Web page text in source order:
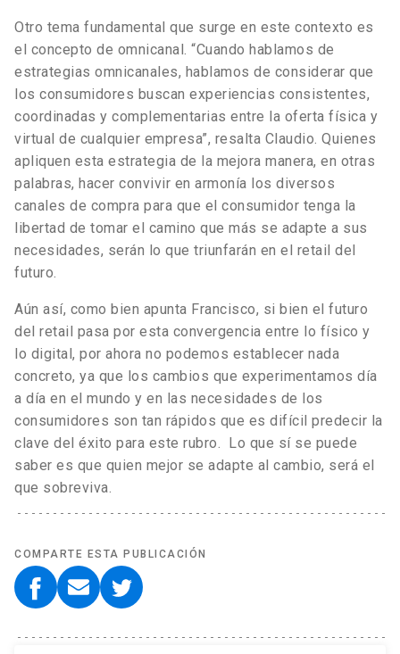
Otro tema fundamental que surge en este contexto es
el concepto de omnicanal. “Cuando hablamos de
estrategias omnicanales, hablamos de considerar que
los consumidores buscan experiencias consistentes,
coordinadas y complementarias entre la oferta física y
virtual de cualquier empresa”, resalta Claudio. Quienes
apliquen esta estrategia de la mejora manera, en otras
palabras, hacer convivir en armonía los diversos
canales de compra para que el consumidor tenga la
libertad de tomar el camino que más se adapte a sus
necesidades, serán lo que triunfarán en el retail del
futuro.
Aún así, como bien apunta Francisco, si bien el futuro
del retail pasa por esta convergencia entre lo físico y
lo digital, por ahora no podemos establecer nada
concreto, ya que los cambios que experimentamos día
a día en el mundo y en las necesidades de los
consumidores son tan rápidos que es difícil predecir la
clave del éxito para este rubro. Lo que sí se puede
saber es que quien mejor se adapte al cambio, será el
que sobreviva.
COMPARTE ESTA PUBLICACIÓN